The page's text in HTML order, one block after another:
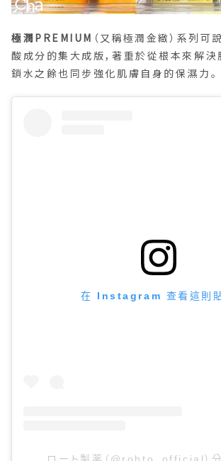
極潤PREMIUM （又稱極潤金緻）系列可
酸成分的集大成版，著重於從根本來解決
鎖水之餘也同步強化肌膚自身的保濕力。
在 Instagram 查看這則